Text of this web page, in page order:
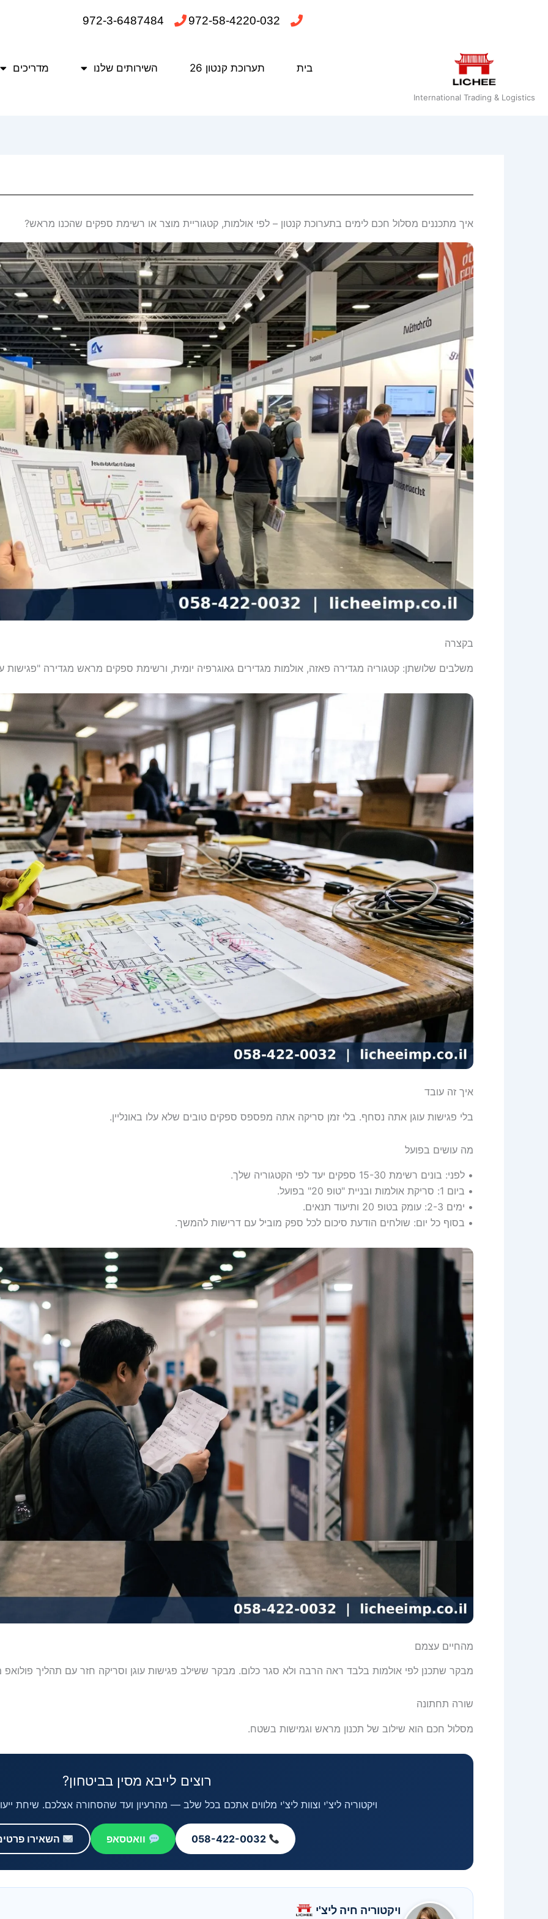
972-58-4220-032
972-3-6487484
International Trading & Logistics
בית תערוכת קנטון 26 השירותים שלנו מדריכים
איך מתכננים מסלול חכם לימים בתערוכת קנטון – לפי אולמות, קטגוריית מוצר או רשימת ספקים שהכנו מראש?
בקצרה
משלבים שלושתן: קטגוריה מגדירה פאזה, אולמות מגדירים גאוגרפיה יומית, ורשימת ספקים מראש מגדירה "פגישות
איך זה עובד
בלי פגישות עוגן אתה נסחף. בלי זמן סריקה אתה מפספס ספקים טובים שלא עלו באונליין.
מה עושים בפועל
• לפני: בונים רשימת 15-30 ספקים יעד לפי הקטגוריה שלך.
• ביום 1: סריקת אולמות ובניית "טופ 20" בפועל.
• ימים 2-3: עומק בטופ 20 ותיעוד תנאים.
• בסוף כל יום: שולחים הודעת סיכום לכל ספק מוביל עם דרישות להמשך.
מהחיים עצמם
מבקר שתכנן לפי אולמות בלבד ראה הרבה ולא סגר כלום. מבקר ששילב פגישות עוגן וסריקה חזר עם תהליך פולואפ
שורה תחתונה
מסלול חכם הוא שילוב של תכנון מראש וגמישות בשטח.
רוצים לייבא מסין בביטחון?
ויקטוריה ליצ'י וצוות ליצ'י מלווים אתכם בכל שלב — מהרעיון ועד שהסחורה אצלכם. שיחת
058-422-0032 וואטסאפ השאירו
ויקטוריה חיה ליצ'י